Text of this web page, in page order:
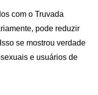
com o Truvada
pode reduzir
se mostrou verdade
e usuários de